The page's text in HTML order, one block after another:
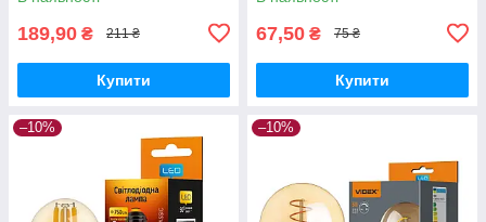
189,90 ₴ 211 ₴
Купити
67,50 ₴ 75 ₴
Купити
–10% –10%